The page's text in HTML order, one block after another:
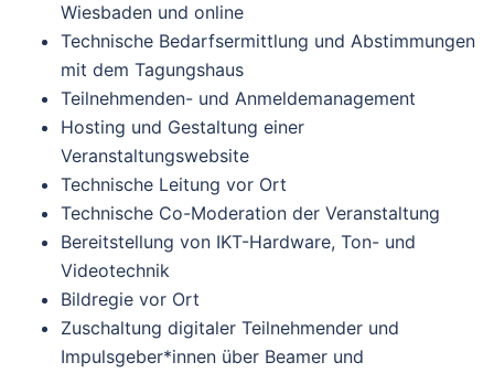
Wiesbaden und online
Technische Bedarfsermittlung und Abstimmungen
mit dem Tagungshaus
Teilnehmenden- und Anmeldemanagement
Hosting und Gestaltung einer
Veranstaltungswebsite
Technische Leitung vor Ort
Technische Co-Moderation der Veranstaltung
Bereitstellung von IKT-Hardware, Ton- und
Videotechnik
Bildregie vor Ort
Zuschaltung digitaler Teilnehmender und
Impulsgeber*innen über Beamer und